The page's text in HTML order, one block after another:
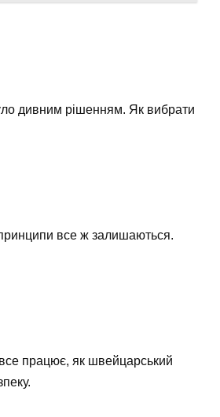
дивним рішенням. Як вибрати
принципи все ж залишаються.
працює, як швейцарський